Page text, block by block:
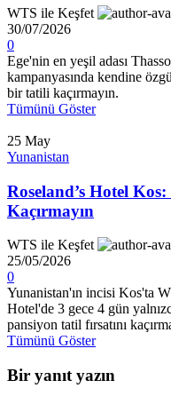
WTS ile Keşfet
30/07/2026
0
Ege'nin en yeşil adası
kampanyasında kendine
bir tatili kaçırmayın.
Tümünü Göster
25 May
Yunanistan
Roseland’s Hotel
Kaçırmayın
WTS ile Keşfet
25/05/2026
0
Yunanistan'ın incisi Kos'ta
Hotel'de 3 gece 4 gün
pansiyon tatil fırsatını
Tümünü Göster
Bir yanıt yazın